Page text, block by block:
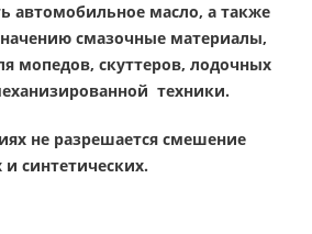
автомобильное масло, а также
смазочные материалы,
мопедов, скуттеров, лодочных
техники.
не разрешается смешение
синтетических.